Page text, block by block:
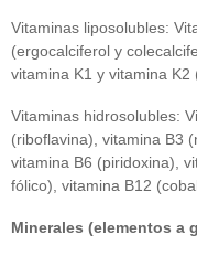
Vitaminas liposolubles:
(ergocalciferol y
vitamina K1 y vitamina K2
Vitaminas hidrosolubles:
(riboflavina), vitamina B3
vitamina B6 (piridoxina),
fólico), vitamina B12
Minerales (elementos a